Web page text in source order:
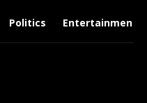
Politics Entertainment